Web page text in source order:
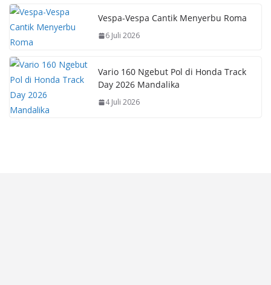
Vespa-Vespa Cantik Menyerbu Roma
6 Juli 2026
Vario 160 Ngebut Pol di Honda Track
Day 2026 Mandalika
4 Juli 2026